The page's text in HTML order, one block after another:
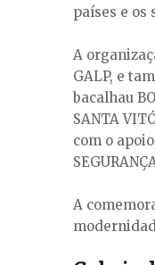
países e os
A
GALP, e
bacalhau
SANTA
com o apoio
A